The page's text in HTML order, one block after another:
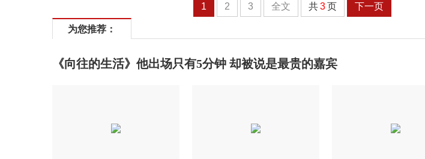
1 2 3 全文 共3页 下一页
为您推荐：
《向往的生活》他出场只有5分钟 却被说是最贵的嘉宾